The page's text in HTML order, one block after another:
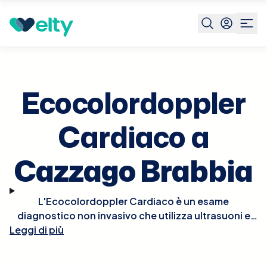
Prenota visita
Cazzago
Ecocolordoppler
Cardiaco a
Cazzago Brabbia
L'Ecocolordoppler Cardiaco è un esame
diagnostico non invasivo che utilizza ultrasuoni e
tecnologia Doppler per visualizzare in tempo reale le
Leggi di più